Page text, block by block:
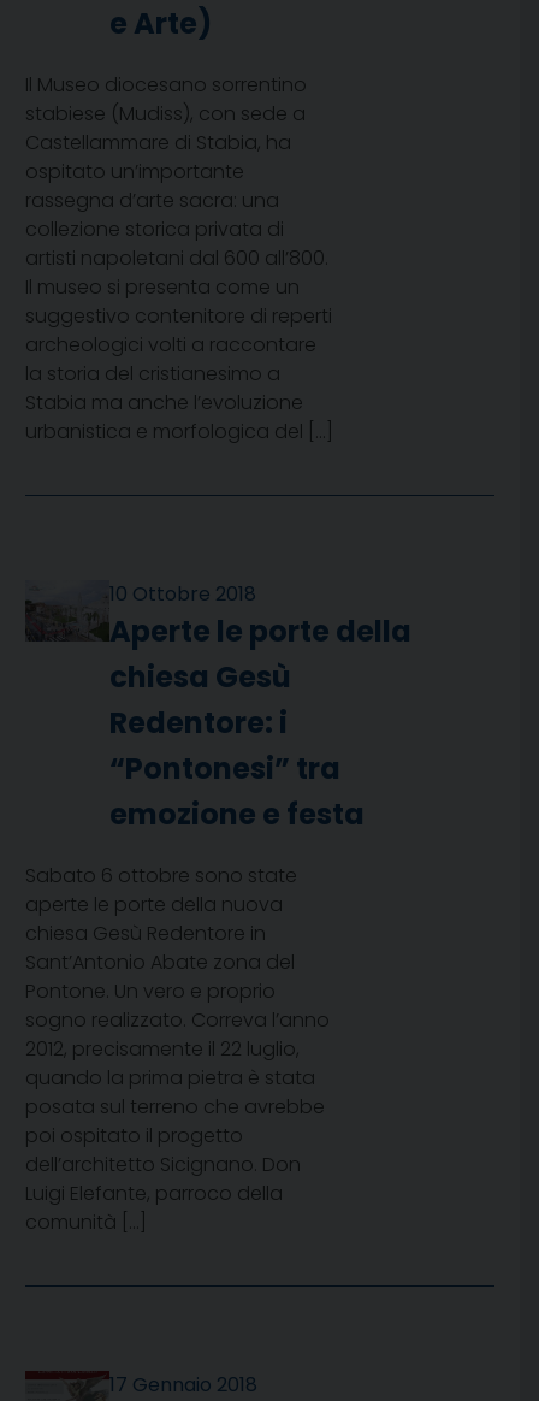
e Arte)
Il Museo diocesano sorrentino
stabiese (Mudiss), con sede a
Castellammare di Stabia, ha
ospitato un’importante
rassegna d’arte sacra: una
collezione storica privata di
artisti napoletani dal 600 all’800.
Il museo si presenta come un
suggestivo contenitore di reperti
archeologici volti a raccontare
la storia del cristianesimo a
Stabia ma anche l’evoluzione
urbanistica e morfologica del […]
10 Ottobre 2018
Aperte le porte della
chiesa Gesù
Redentore: i
“Pontonesi” tra
emozione e festa
Sabato 6 ottobre sono state
aperte le porte della nuova
chiesa Gesù Redentore in
Sant’Antonio Abate zona del
Pontone. Un vero e proprio
sogno realizzato. Correva l’anno
2012, precisamente il 22 luglio,
quando la prima pietra è stata
posata sul terreno che avrebbe
poi ospitato il progetto
dell’architetto Sicignano. Don
Luigi Elefante, parroco della
comunità […]
17 Gennaio 2018